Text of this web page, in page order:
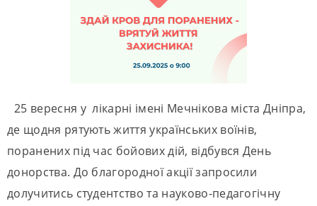
25 вересня у лікарні імені Мечнікова міста Дніпра,
де щодня рятують життя українських воїнів,
поранених під час бойових дій, відбувся День
донорства. До благородної акції запросили
долучитись студентство та науково-педагогічну